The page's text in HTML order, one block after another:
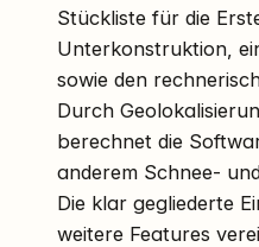
Stückliste für die
Unterkonstruktion,
sowie den
Durch
berechnet die
anderem Schnee-
Die klar gegliederte
weitere Features